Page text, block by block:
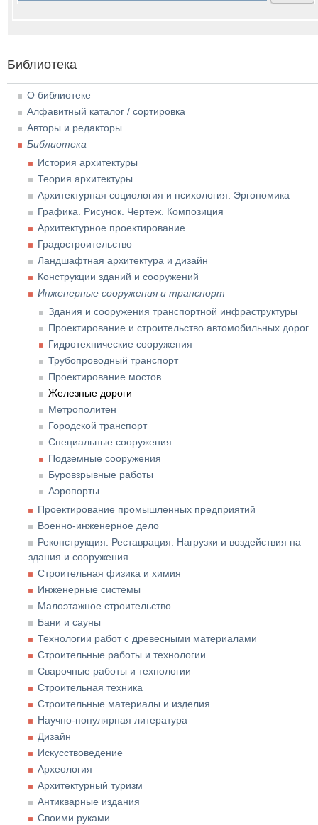
Библиотека
О библиотеке
Алфавитный каталог / сортировка
Авторы и редакторы
Библиотека
История архитектуры
Теория архитектуры
Архитектурная социология и психология. Эргономика
Графика. Рисунок. Чертеж. Композиция
Архитектурное проектирование
Градостроительство
Ландшафтная архитектура и дизайн
Конструкции зданий и сооружений
Инженерные сооружения и транспорт
Здания и сооружения транспортной инфраструктуры
Проектирование и строительство автомобильных дорог
Гидротехнические сооружения
Трубопроводный транспорт
Проектирование мостов
Железные дороги
Метрополитен
Городской транспорт
Специальные сооружения
Подземные сооружения
Буровзрывные работы
Аэропорты
Проектирование промышленных предприятий
Военно-инженерное дело
Реконструкция. Реставрация. Нагрузки и воздействия на
здания и сооружения
Строительная физика и химия
Инженерные системы
Малоэтажное строительство
Бани и сауны
Технологии работ с древесными материалами
Строительные работы и технологии
Сварочные работы и технологии
Строительная техника
Строительные материалы и изделия
Научно-популярная литература
Дизайн
Искусствоведение
Археология
Архитектурный туризм
Антикварные издания
Своими руками